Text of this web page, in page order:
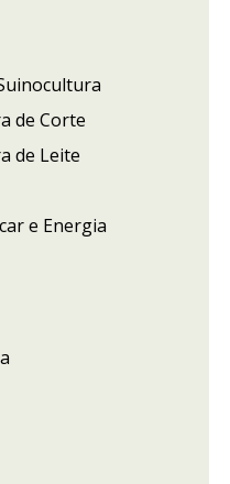
de Corte
de Leite
e Energia